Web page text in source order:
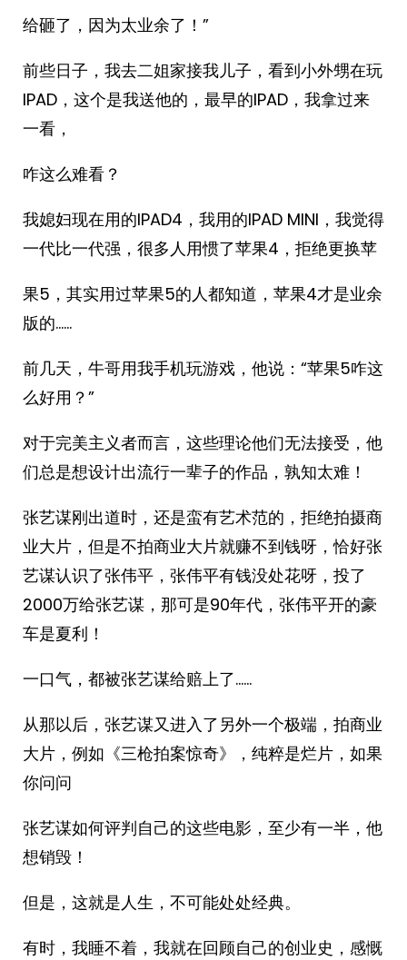
给砸了，因为太业余了！”
前些日子，我去二姐家接我儿子，看到小外甥在玩
IPAD，这个是我送他的，最早的IPAD，我拿过来
一看，
咋这么难看？
我媳妇现在用的IPAD4，我用的IPAD MINI，我觉得
一代比一代强，很多人用惯了苹果4，拒绝更换苹
果5，其实用过苹果5的人都知道，苹果4才是业余
版的……
前几天，牛哥用我手机玩游戏，他说：“苹果5咋这
么好用？”
对于完美主义者而言，这些理论他们无法接受，他
们总是想设计出流行一辈子的作品，孰知太难！
张艺谋刚出道时，还是蛮有艺术范的，拒绝拍摄商
业大片，但是不拍商业大片就赚不到钱呀，恰好张
艺谋认识了张伟平，张伟平有钱没处花呀，投了
2000万给张艺谋，那可是90年代，张伟平开的豪
车是夏利！
一口气，都被张艺谋给赔上了……
从那以后，张艺谋又进入了另外一个极端，拍商业
大片，例如《三枪拍案惊奇》，纯粹是烂片，如果
你问问
张艺谋如何评判自己的这些电影，至少有一半，他
想销毁！
但是，这就是人生，不可能处处经典。
有时，我睡不着，我就在回顾自己的创业史，感慨